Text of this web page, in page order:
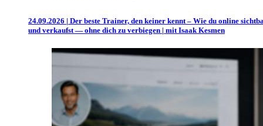
24.09.2026 | Der beste Trainer, den keiner kennt – Wie du online
und verkaufst — ohne dich zu verbiegen | mit Isaak Kesmen